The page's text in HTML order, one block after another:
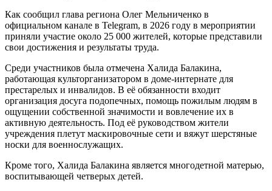
Как сообщил глава региона Олег Мельниченко в
официальном канале в Telegram, в 2026 году в мероприятии
приняли участие около 25 000 жителей, которые представили
свои достижения и результаты труда.
Среди участников была отмечена Халида Балакина,
работающая культорганизатором в доме-интернате для
престарелых и инвалидов. В её обязанности входит
организация досуга подопечных, помощь пожилым людям в
ощущении собственной значимости и вовлечение их в
активную деятельность. Под её руководством жители
учреждения плетут маскировочные сети и вяжут шерстяные
носки для военнослужащих.
Кроме того, Халида Балакина является многодетной матерью,
воспитывающей четверых детей.